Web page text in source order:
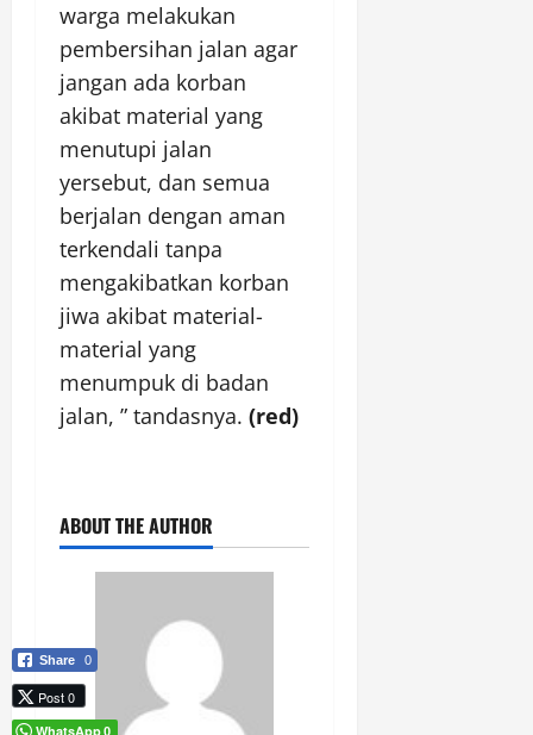
warga melakukan
pembersihan jalan agar
jangan ada korban
akibat material yang
menutupi jalan
yersebut, dan semua
berjalan dengan aman
terkendali tanpa
mengakibatkan korban
jiwa akibat material-
material yang
menumpuk di badan
jalan, ” tandasnya. (red)
ABOUT THE AUTHOR
Share 0
Post 0
WhatsApp0